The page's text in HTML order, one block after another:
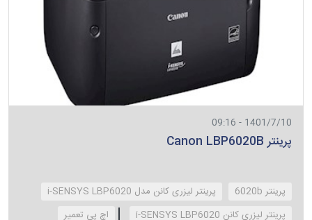
1401/7/10 - 09:16
پرینتر Canon LBP6020B
پرینتر 6020b
پرینتر لیزری کانن مدل i-SENSYS LBP6020
پرینتر لیزری کانن i-SENSYS LBP6020
‌اچ پی تعمیر